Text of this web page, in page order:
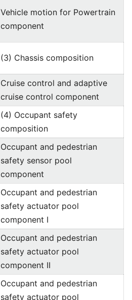
Vehicle motion for Powertrain
component
(3) Chassis composition
Cruise control and adaptive
cruise control component
(4) Occupant safety
composition
Occupant and pedestrian
safety sensor pool
component
Occupant and pedestrian
safety actuator pool
component I
Occupant and pedestrian
safety actuator pool
component II
Occupant and pedestrian
safety actuator pool